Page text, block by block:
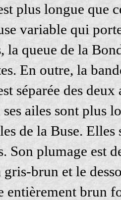
plus longue que
variable qui
la queue de la
En outre, la
séparée des
ailes sont plus
de la Buse.
Son plumage est
gris-brun et le
entièrement brun